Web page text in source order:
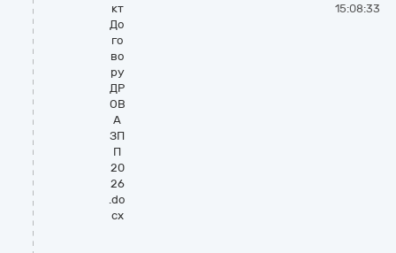
кт
До
го
во
ру
ДР
ОВ
А
ЗП
П
20
26
.do
cx
15:08:33